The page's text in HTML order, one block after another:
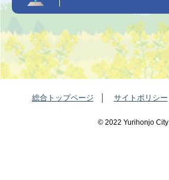
総合トップページ サイトポリシー
©️ 2022 Yurihonjo City